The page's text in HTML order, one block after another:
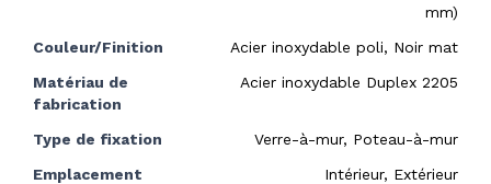
mm)
Couleur/Finition
Acier inoxydable poli, Noir mat
Matériau de
fabrication
Acier inoxydable Duplex 2205
Type de fixation
Verre-à-mur, Poteau-à-mur
Emplacement
Intérieur, Extérieur